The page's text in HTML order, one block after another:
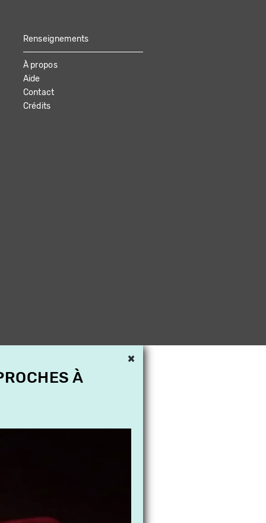
Renseignements
À propos
Aide
Contact
Crédits
×
À